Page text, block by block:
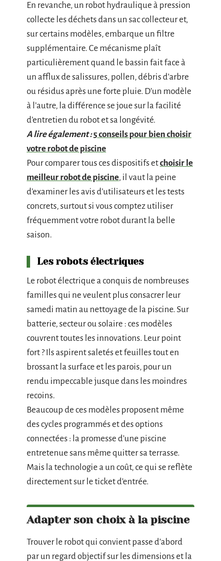
En revanche, un robot hydraulique à pression
collecte les déchets dans un sac collecteur et,
sur certains modèles, embarque un filtre
supplémentaire. Ce mécanisme plaît
particulièrement quand le bassin fait face à
un afflux de salissures, pollen, débris d’arbre
ou résidus après une forte pluie. D’un modèle
à l’autre, la différence se joue sur la facilité
d’entretien du robot et sa longévité.
A lire également : 5 conseils pour bien choisir
votre robot de piscine
Pour comparer tous ces dispositifs etchoisir le
meilleur robot de piscine, il vaut la peine
d’examiner les avis d’utilisateurs et les tests
concrets, surtout si vous comptez utiliser
fréquemment votre robot durant la belle
saison.
Les robots électriques
Le robot électrique a conquis de nombreuses
familles qui ne veulent plus consacrer leur
samedi matin au nettoyage de la piscine. Sur
batterie, secteur ou solaire : ces modèles
couvrent toutes les innovations. Leur point
fort ? Ils aspirent saletés et feuilles tout en
brossant la surface et les parois, pour un
rendu impeccable jusque dans les moindres
recoins.
Beaucoup de ces modèles proposent même
des cycles programmés et des options
connectées : la promesse d’une piscine
entretenue sans même quitter sa terrasse.
Mais la technologie a un coût, ce qui se reflète
directement sur le ticket d’entrée.
Adapter son choix à la piscine
Trouver le robot qui convient passe d’abord
par un regard objectif sur les dimensions et la